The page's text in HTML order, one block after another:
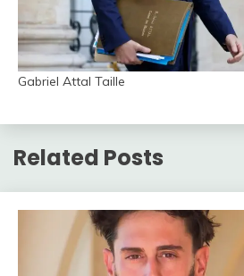
Gabriel Attal Taille
Related Posts